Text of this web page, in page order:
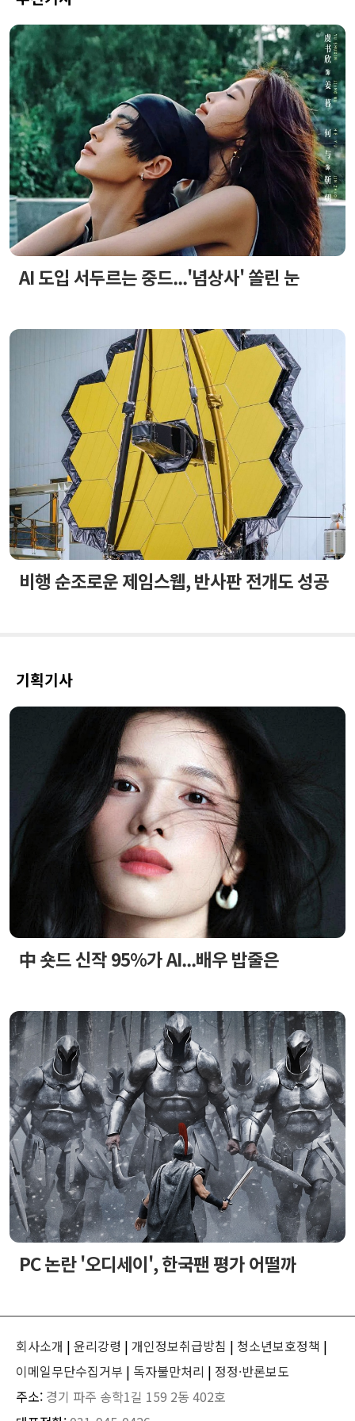
AI 도입 서두르는 중드...'념상사' 쏠린 눈
비행 순조로운 제임스웹, 반사판 전개도 성공
기획기사
中 숏드 신작 95%가 AI...배우 밥줄은
PC 논란 '오디세이', 한국팬 평가 어떨까
회사소개 | 윤리강령 | 개인정보취급방침 | 청소년보호정책 |
이메일무단수집거부 | 독자불만처리 | 정정·반론보도
주소: 경기 파주 송학1길 159 2동 402호